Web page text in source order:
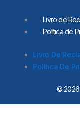
© 2026
Livro de
Política de
Livro De
Política De